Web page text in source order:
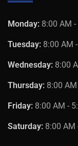
Monday: 8:00 AM
Tuesday: 8:00 AM
Wednesday: 8:00
Thursday: 8:00
Friday: 8:00 AM -
Saturday: 8:00 AM